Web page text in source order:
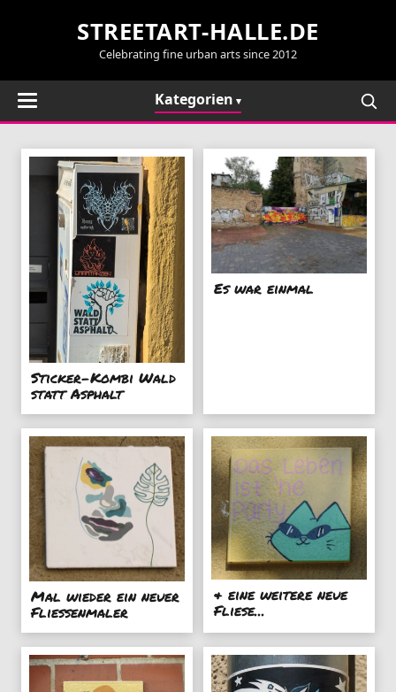
STREETART-HALLE.DE
Celebrating fine urban arts since 2012
Kategorien
Sticker-Kombi Wald
statt Asphalt
Es war einmal
Mal wieder ein neuer
Fliessenmaler
& eine weitere neue
Fliese...